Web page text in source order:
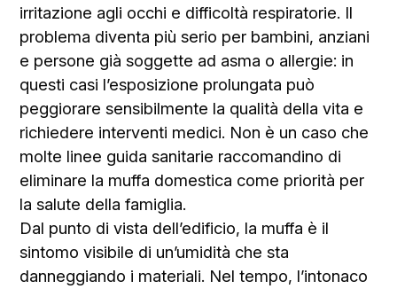
irritazione agli occhi e difficoltà respiratorie. Il
problema diventa più serio per bambini, anziani
e persone già soggette ad asma o allergie: in
questi casi l’esposizione prolungata può
peggiorare sensibilmente la qualità della vita e
richiedere interventi medici. Non è un caso che
molte linee guida sanitarie raccomandino di
eliminare la muffa domestica come priorità per
la salute della famiglia.
Dal punto di vista dell’edificio, la muffa è il
sintomo visibile di un’umidità che sta
danneggiando i materiali. Nel tempo, l’intonaco